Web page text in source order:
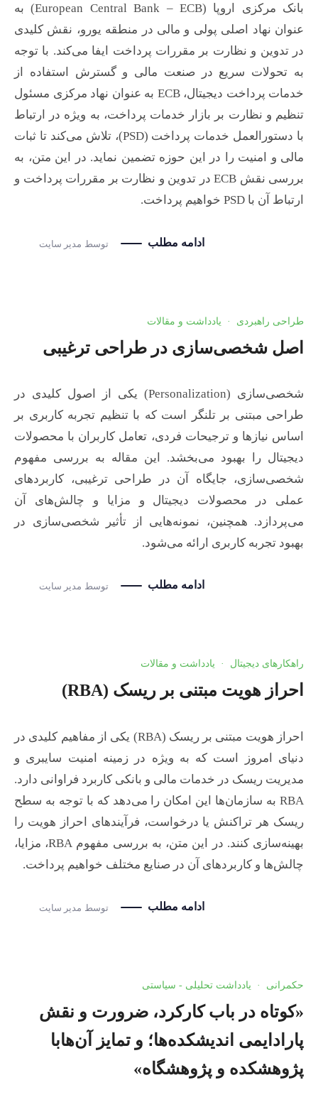
بانک مرکزی اروپا (European Central Bank – ECB) به
عنوان نهاد اصلی پولی و مالی در منطقه یورو، نقش کلیدی
در تدوین و نظارت بر مقررات پرداخت ایفا می‌کند. با توجه
به تحولات سریع در صنعت مالی و گسترش استفاده از
خدمات پرداخت دیجیتال، ECB به عنوان نهاد مرکزی مسئول
تنظیم و نظارت بر بازار خدمات پرداخت، به ویژه در ارتباط
با دستورالعمل خدمات پرداخت (PSD)، تلاش می‌کند تا ثبات
مالی و امنیت را در این حوزه تضمین نماید. در این متن، به
بررسی نقش ECB در تدوین و نظارت بر مقررات پرداخت و
ارتباط آن با PSD خواهیم پرداخت.
توسط مدیر سایت ادامه مطلب
طراحی راهبردی · یادداشت و مقالات
اصل شخصی‌سازی در طراحی ترغیبی
شخصی‌سازی (Personalization) یکی از اصول کلیدی در
طراحی مبتنی بر تلنگر است که با تنظیم تجربه کاربری بر
اساس نیازها و ترجیحات فردی، تعامل کاربران با محصولات
دیجیتال را بهبود می‌بخشد. این مقاله به بررسی مفهوم
شخصی‌سازی، جایگاه آن در طراحی ترغیبی، کاربردهای
عملی در محصولات دیجیتال و مزایا و چالش‌های آن
می‌پردازد. همچنین، نمونه‌هایی از تأثیر شخصی‌سازی در
بهبود تجربه کاربری ارائه می‌شود.
توسط مدیر سایت ادامه مطلب
راهکارهای دیجیتال · یادداشت و مقالات
احراز هویت مبتنی بر ریسک (RBA)
احراز هویت مبتنی بر ریسک (RBA) یکی از مفاهیم کلیدی در
دنیای امروز است که به ویژه در زمینه امنیت سایبری و
مدیریت ریسک در خدمات مالی و بانکی کاربرد فراوانی دارد.
RBA به سازمان‌ها این امکان را می‌دهد که با توجه به سطح
ریسک هر تراکنش یا درخواست، فرآیندهای احراز هویت را
بهینه‌سازی کنند. در این متن، به بررسی مفهوم RBA، مزایا،
چالش‌ها و کاربردهای آن در صنایع مختلف خواهیم پرداخت.
توسط مدیر سایت ادامه مطلب
حکمرانی · یادداشت تحلیلی - سیاستی
«کوتاه در باب کارکرد، ضرورت و نقش
پارادایمی اندیشکده‌ها؛ و تمایز آن‌هابا
پژوهشکده و پژوهشگاه»